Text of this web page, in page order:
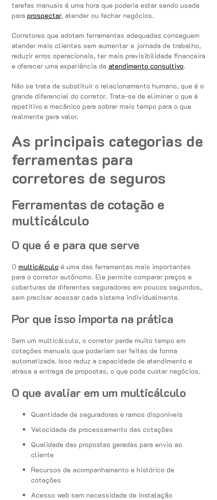
tarefas manuais é uma hora que poderia estar sendo usada
para prospectar, atender ou fechar negócios.
Corretores que adotam ferramentas adequadas conseguem
atender mais clientes sem aumentar a jornada de trabalho,
reduzir erros operacionais, ter mais previsibilidade financeira
e oferecer uma experiência de atendimento consultivo.
Não se trata de substituir o relacionamento humano, que é o
grande diferencial do corretor. Trata-se de eliminar o que é
repetitivo e mecânico para sobrar mais tempo para o que
realmente gera valor.
As principais categorias de
ferramentas para
corretores de seguros
Ferramentas de cotação e
multicálculo
O que é e para que serve
O multicálculo é uma das ferramentas mais importantes
para o corretor autônomo. Ele permite comparar preços e
coberturas de diferentes seguradoras em poucos segundos,
sem precisar acessar cada sistema individualmente.
Por que isso importa na prática
Sem um multicálculo, o corretor perde muito tempo em
cotações manuais que poderiam ser feitas de forma
automatizada. Isso reduz a capacidade de atendimento e
atrasa a entrega de propostas, o que pode custar negócios.
O que avaliar em um multicálculo
Quantidade de seguradoras e ramos disponíveis
Velocidade de processamento das cotações
Qualidade das propostas geradas para envio ao
cliente
Recursos de acompanhamento e histórico de
cotações
Acesso web sem necessidade de instalação